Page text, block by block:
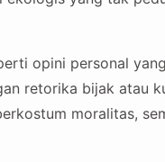
opini personal
retorika bijak atau
moralitas,